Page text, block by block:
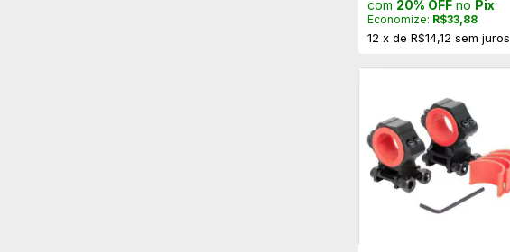
com 20% OFF no Pix
Economize: R$33,88
12 x de R$14,12 sem juros